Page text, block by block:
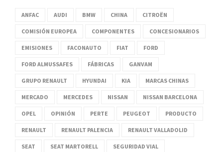
ANFAC AUDI BMW CHINA CITROËN
COMISIÓN EUROPEA COMPONENTES CONCESIONARIOS
EMISIONES FACONAUTO FIAT FORD
FORD ALMUSSAFES FÁBRICAS GANVAM
GRUPO RENAULT HYUNDAI KIA MARCAS CHINAS
MERCADO MERCEDES NISSAN NISSAN BARCELONA
OPEL OPINIÓN PERTE PEUGEOT PRODUCTO
RENAULT RENAULT PALENCIA RENAULT VALLADOLID
SEAT SEAT MARTORELL SEGURIDAD VIAL